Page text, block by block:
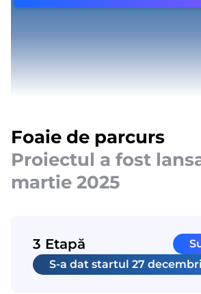
Foaie de parcurs
Proiectul a fost
martie 2025
3 Etapă
S-a dat startul 27